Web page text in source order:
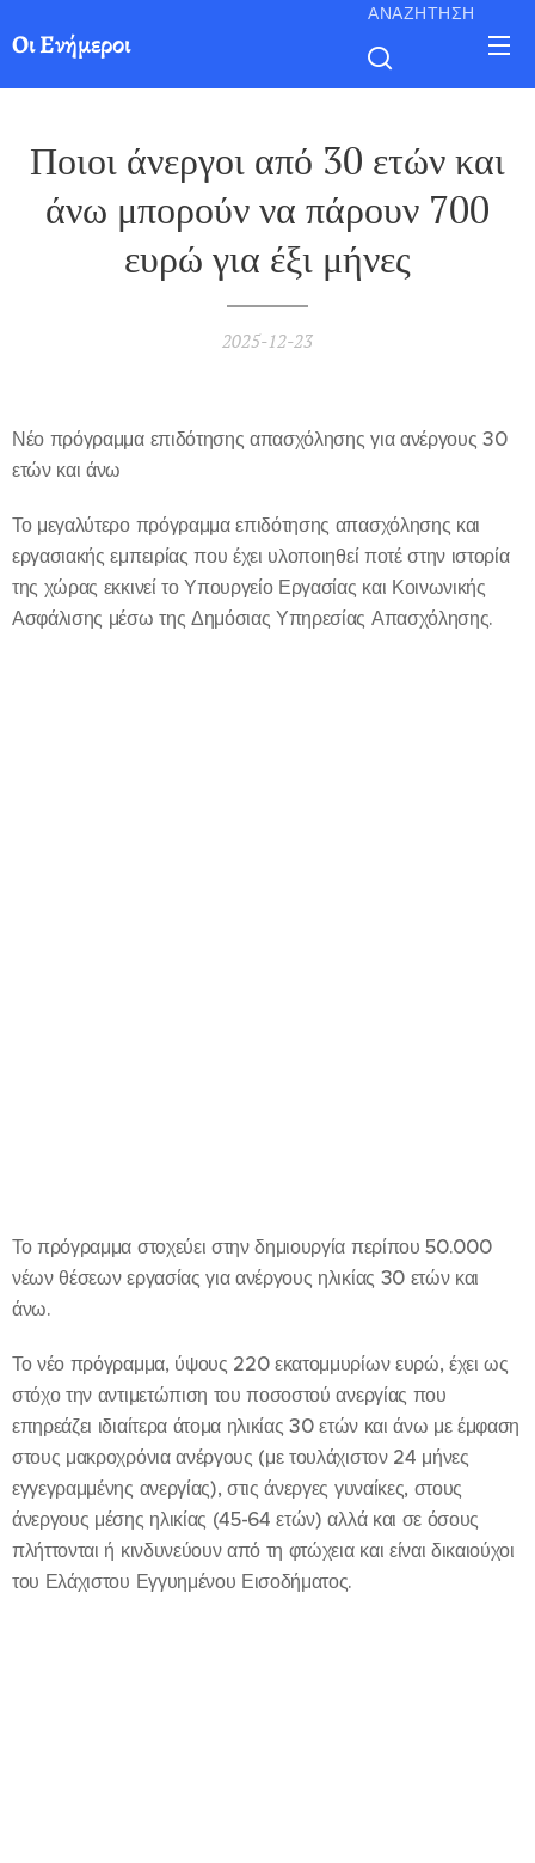
Οι Ενήμεροι
ΑΝΑΖΉΤΗΣΗ
Ποιοι άνεργοι από 30 ετών και
άνω μπορούν να πάρουν 700
ευρώ για έξι μήνες
2025-12-23
Νέο πρόγραμμα επιδότησης απασχόλησης για ανέργους 30
ετών και άνω
Το μεγαλύτερο πρόγραμμα επιδότησης απασχόλησης και
εργασιακής εμπειρίας που έχει υλοποιηθεί ποτέ στην ιστορία
της χώρας εκκινεί το Υπουργείο Εργασίας και Κοινωνικής
Ασφάλισης μέσω της Δημόσιας Υπηρεσίας Απασχόλησης.
Το πρόγραμμα στοχεύει στην δημιουργία περίπου 50.000
νέων θέσεων εργασίας για ανέργους ηλικίας 30 ετών και
άνω.
Το νέο πρόγραμμα, ύψους 220 εκατομμυρίων ευρώ, έχει ως
στόχο την αντιμετώπιση του ποσοστού ανεργίας που
επηρεάζει ιδιαίτερα άτομα ηλικίας 30 ετών και άνω με έμφαση
στους μακροχρόνια ανέργους (με τουλάχιστον 24 μήνες
εγγεγραμμένης ανεργίας), στις άνεργες γυναίκες, στους
άνεργους μέσης ηλικίας (45-64 ετών) αλλά και σε όσους
πλήττονται ή κινδυνεύουν από τη φτώχεια και είναι δικαιούχοι
του Ελάχιστου Εγγυημένου Εισοδήματος.